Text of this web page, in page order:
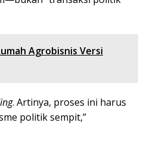
Agrobisnis Versi
. Artinya, proses ini harus
politik sempit,”